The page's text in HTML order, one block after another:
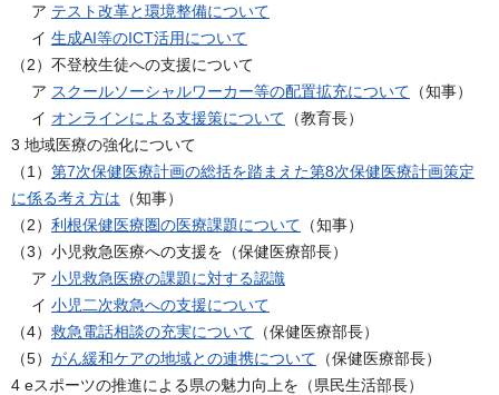
ア テスト改革と環境整備について
イ 生成AI等のICT活用について
（2）不登校生徒への支援について
ア スクールソーシャルワーカー等の配置拡充について （知事）
イ オンラインによる支援策について （教育長）
3 地域医療の強化について
（1） 第7次保健医療計画の総括を踏まえた第8次保健医療計画策定
に係る考え方は （知事）
（2） 利根保健医療圏の医療課題について （知事）
（3）小児救急医療への支援を（保健医療部長）
ア 小児救急医療の課題に対する認識
イ 小児二次救急への支援について
（4） 救急電話相談の充実について （保健医療部長）
（5） がん緩和ケアの地域との連携について （保健医療部長）
4 eスポーツの推進による県の魅力向上を（県民生活部長）